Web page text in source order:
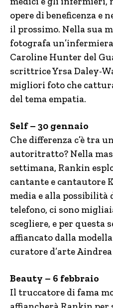
opere di beneficenza e
il prossimo. Nella sua
fotografa
Caroline Hunter del
scrittrice Yrsa Daley-
migliori foto che
del tema empatia.
Self – 30 gennaio
Che differenza c’è tra
autoritratto? Nella
settimana, Rankin
cantante e cantautore
media e alla possibilità
telefono, ci sono
scegliere, e per questa
affiancato dalla
curatore d’arte
Beauty – 6 febbraio
Il truccatore di fama